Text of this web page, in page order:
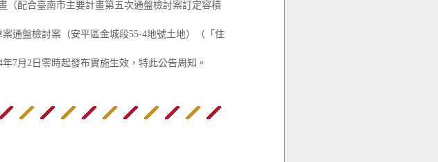
（配合臺南市主要計畫第五次通盤檢討案訂定容積
通盤檢討案（安平區金城段55-4地號土地）（「住
7月2日零時起發布實施生效，特此公告周知。